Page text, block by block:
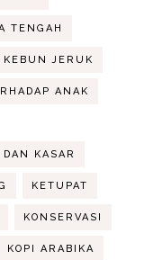
TENGAH
KEBUN JERUK
ANAK
KASAR
KETUPAT
KONSERVASI
KOPI ARABIKA